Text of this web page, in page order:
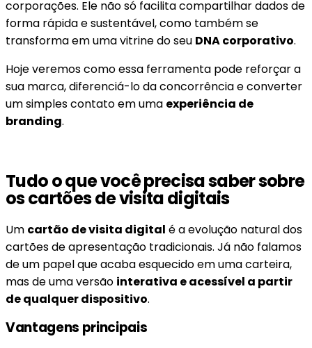
corporações. Ele não só facilita compartilhar dados de
forma rápida e sustentável, como também se
transforma em uma vitrine do seu DNA corporativo.
Hoje veremos como essa ferramenta pode reforçar a
sua marca, diferenciá-lo da concorrência e converter
um simples contato em uma experiência de
branding.
Tudo o que você precisa saber sobre
os cartões de visita digitais
Um cartão de visita digital é a evolução natural dos
cartões de apresentação tradicionais. Já não falamos
de um papel que acaba esquecido em uma carteira,
mas de uma versão interativa e acessível a partir
de qualquer dispositivo.
Vantagens principais